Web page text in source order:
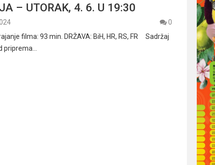
– UTORAK, 4. 6. U 19:30
0
filma: 93 min. DRŽAVA: BiH, HR, RS, FR Sadržaj
priprema…